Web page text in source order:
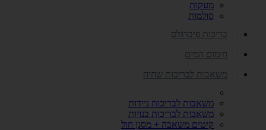
מעקות
סולמות
בריכות פיברגלס
חימום המים
משאבות לבריכות שחיה
משאבות לבריכות ניידות
משאבות לבריכות בנויות
קיטים משאבה + מסנן חול